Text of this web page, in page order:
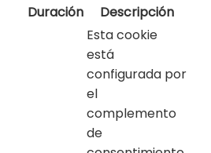
Duración Descripción
Esta cookie
está
configurada por
el
complemento
de